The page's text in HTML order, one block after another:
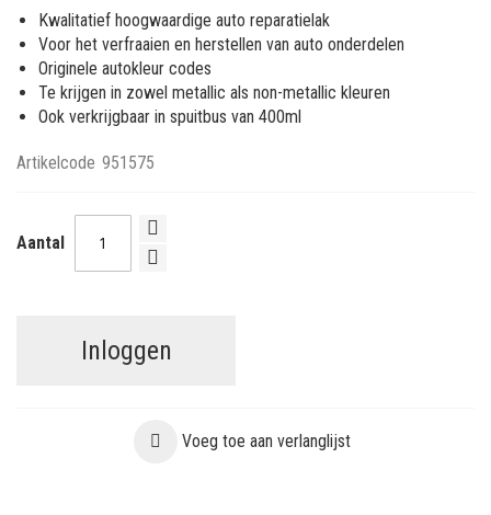
afbeeldingen-
gallerij
Kwalitatief hoogwaardige auto reparatielak
Voor het verfraaien en herstellen van auto onderdelen
Originele autokleur codes
Te krijgen in zowel metallic als non-metallic kleuren
Ook verkrijgbaar in spuitbus van 400ml
Artikelcode 951575
Aantal
Inloggen
Voeg toe aan verlanglijst